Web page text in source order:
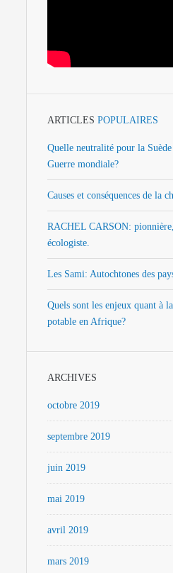
ARTICLES POPULAIRES
Quelle neutralité pour la
Guerre mondiale?
Causes et conséquences de la
RACHEL CARSON:
écologiste.
Les Sami: Autochtones des
Quels sont les enjeux quant à
potable en Afrique?
ARCHIVES
octobre 2019
septembre 2019
juin 2019
mai 2019
avril 2019
mars 2019